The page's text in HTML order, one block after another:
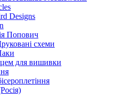
Designs
Попович
схеми
для вишивки